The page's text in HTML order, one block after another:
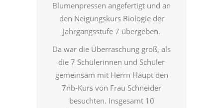
Blumenpressen angefertigt und an
den Neigungskurs Biologie der
Jahrgangsstufe 7 übergeben.
Da war die Überraschung groß, als
die 7 Schülerinnen und Schüler
gemeinsam mit Herrn Haupt den
7nb-Kurs von Frau Schneider
besuchten. Insgesamt 10